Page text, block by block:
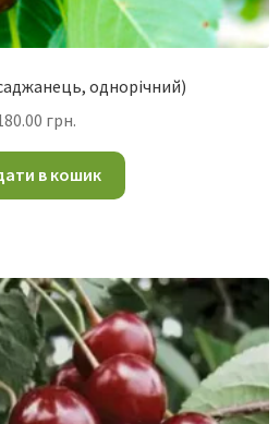
однорічний)
грн.
в кошик